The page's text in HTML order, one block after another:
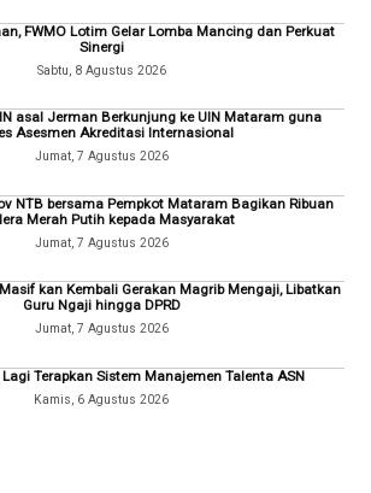
FWMO Lotim Gelar Lomba Mancing dan Perkuat
Sinergi
Sabtu, 8 Agustus 2026
asal Jerman Berkunjung ke UIN Mataram guna
Asesmen Akreditasi Internasional
Jumat, 7 Agustus 2026
NTB bersama Pempkot Mataram Bagikan Ribuan
Merah Putih kepada Masyarakat
Jumat, 7 Agustus 2026
kan Kembali Gerakan Magrib Mengaji, Libatkan
Guru Ngaji hingga DPRD
Jumat, 7 Agustus 2026
Terapkan Sistem Manajemen Talenta ASN
Kamis, 6 Agustus 2026